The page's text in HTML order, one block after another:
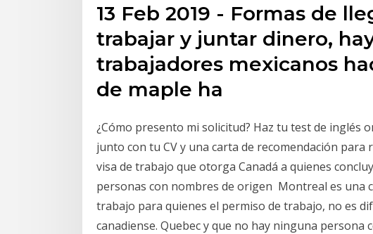
13 Feb 2019 - Formas de
trabajar y juntar dinero,
trabajadores mexicanos
de maple ha
¿Cómo presento mi solicitud? Haz tu test de inglés
junto con tu CV y una carta de recomendación
visa de trabajo que otorga Canadá a quienes
personas con nombres de origen Montreal es una
trabajo para quienes el permiso de trabajo, no es
canadiense. Quebec y que no hay ninguna